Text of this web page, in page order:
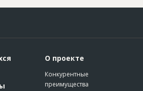
О проекте
Конкурентные
преимущества